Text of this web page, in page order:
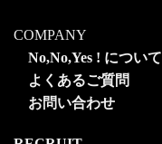
COMPANY
No,No,Yes ! について
よくあるご質問
お問い合わせ